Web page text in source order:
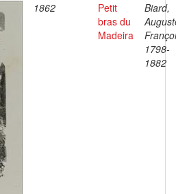
1862
Petit
bras du
Madeira
Biard,
1798-
1882